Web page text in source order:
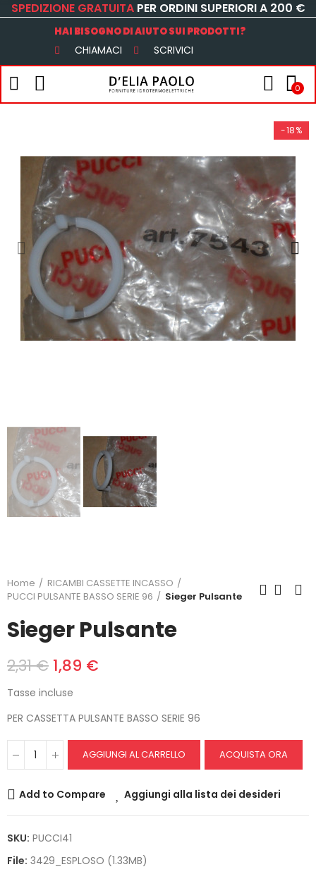
SPEDIZIONE GRATUITA PER ORDINI SUPERIORI A 200 €
HAI BISOGNO DI AIUTO SUI PRODOTTI?
CHIAMACI SCRIVICI
0
-18%
Home
RICAMBI CASSETTE INCASSO
PUCCI PULSANTE BASSO SERIE 96
Sieger Pulsante
Sieger Pulsante
2,31 € 1,89 €
Tasse incluse
PER CASSETTA PULSANTE BASSO SERIE 96
AGGIUNGI AL CARRELLO ACQUISTA ORA
Add to Compare Aggiungi alla lista dei desideri
SKU: PUCCI41
File: 3429_ESPLOSO (1.33MB)